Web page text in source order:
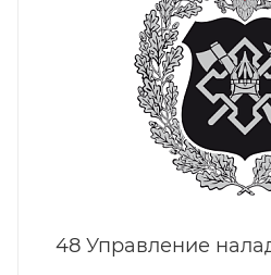
48 Управление